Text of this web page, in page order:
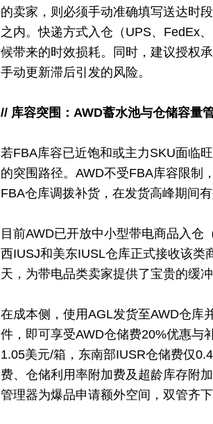
的卖家，则必须手动准确填写送达时
之内。快递方式入仓（UPS、FedEx
候带来的时效损耗。同时，建议授权
手动更新滞后引发的风险。
// 库容突围：AWD蓄水池与仓储容量
若FBA库容已近饱和或主力SKU面临
的突围路径。AWD不受FBA库容限制
FBA仓库调拨补货，在发货高峰期间有
目前AWD已开放中小型带电商品入仓
西IUSJ和美东IUSL仓库正式接收该类
天，为带电品类卖家提供了宝贵的缓冲
在成本侧，使用AGL发货至AWD仓库
件，即可享受AWD仓储费20%优惠与
1.05美元/箱，东南部IUSR仓储费仅
费、仓储利用率附加费及超龄库存附
管理器为爆品申请额外空间，双管齐